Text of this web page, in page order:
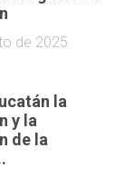
de 2025
la
y la
de la